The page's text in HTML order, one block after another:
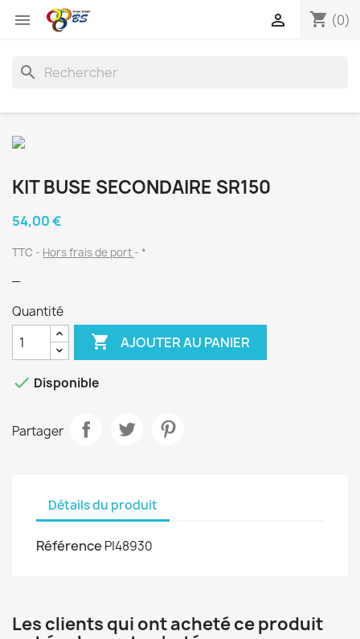
 shopping_cart (0)

search
KIT BUSE SECONDAIRE SR150
54,00 €
TTC Hors frais de port *
Quantité
 AJOUTER AU PANIER
 Disponible
Partager
Détails du produit
Référence P|48930
Les clients qui ont acheté ce produit